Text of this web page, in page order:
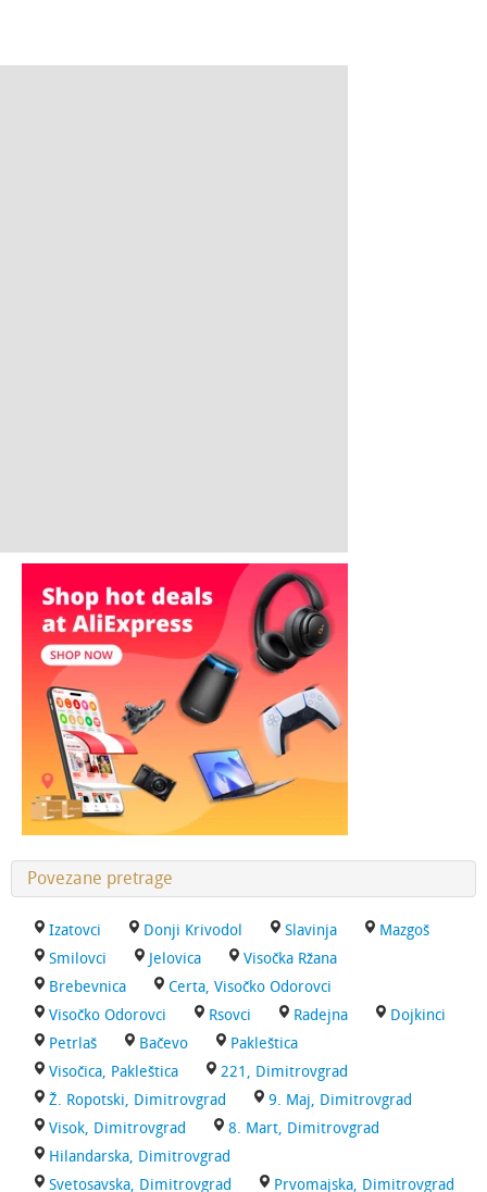
Povezane pretrage
Izatovci Donji Krivodol Slavinja
Mazgoš
Smilovci
Jelovica
Visočka Ržana
Brebevnica
Certa, Visočko Odorovci
Visočko Odorovci
Rsovci Radejna
Dojkinci
Petrlaš
Bačevo
Pakleštica
Visočica, Pakleštica
221, Dimitrovgrad
Ž. Ropotski, Dimitrovgrad
9. Maj, Dimitrovgrad
Visok, Dimitrovgrad
8. Mart, Dimitrovgrad
Hilandarska, Dimitrovgrad
Svetosavska, Dimitrovgrad
Prvomajska, Dimitrovgrad